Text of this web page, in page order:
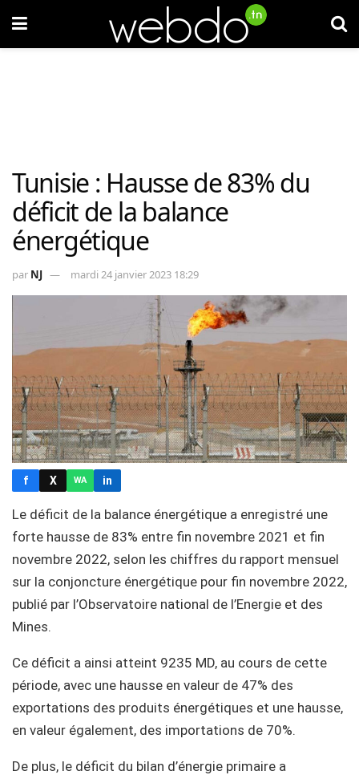
Tunisie : Hausse de 83% du
déficit de la balance
énergétique
par NJ mardi 24 janvier 2023 18:29
f X WA in
Le déficit de la balance énergétique a enregistré une
forte hausse de 83% entre fin novembre 2021 et fin
novembre 2022, selon les chiffres du rapport mensuel
sur la conjoncture énergétique pour fin novembre 2022,
publié par l’Observatoire national de l’Energie et des
Mines.
Ce déficit a ainsi atteint 9235 MD, au cours de cette
période, avec une hausse en valeur de 47% des
exportations des produits énergétiques et une hausse,
en valeur également, des importations de 70%.
De plus, le déficit du bilan d’énergie primaire a